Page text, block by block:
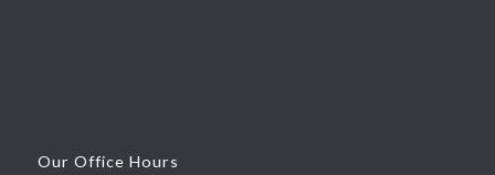
Our Office Hours